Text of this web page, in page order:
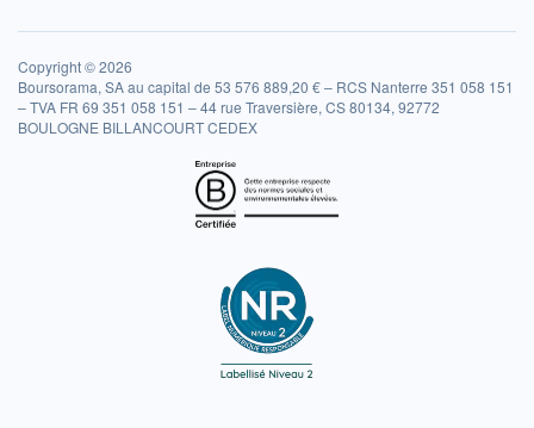
Copyright © 2026
Boursorama, SA au capital de 53 576 889,20 € – RCS Nanterre 351 058 151
– TVA FR 69 351 058 151 – 44 rue Traversière, CS 80134, 92772
BOULOGNE BILLANCOURT CEDEX